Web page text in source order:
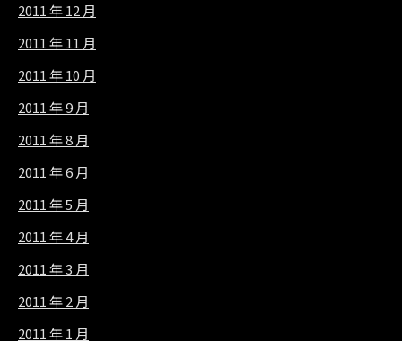
2011 年 12 月
2011 年 11 月
2011 年 10 月
2011 年 9 月
2011 年 8 月
2011 年 6 月
2011 年 5 月
2011 年 4 月
2011 年 3 月
2011 年 2 月
2011 年 1 月